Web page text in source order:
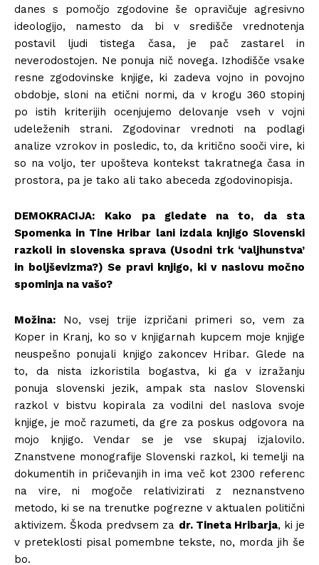
danes s pomočjo zgodovine še opravičuje agresivno
ideologijo, namesto da bi v središče vrednotenja
postavil ljudi tistega časa, je pač zastarel in
neverodostojen. Ne ponuja nič novega. Izhodišče vsake
resne zgodovinske knjige, ki zadeva vojno in povojno
obdobje, sloni na etični normi, da v krogu 360 stopinj
po istih kriterijih ocenjujemo delovanje vseh v vojni
udeleženih strani. Zgodovinar vrednoti na podlagi
analize vzrokov in posledic, to, da kritično sooči vire, ki
so na voljo, ter upošteva kontekst takratnega časa in
prostora, pa je tako ali tako abeceda zgodovinopisja.
DEMOKRACIJA:
Kako pa gledate na to, da sta
Spomenka in Tine Hribar lani izdala knjigo Slovenski
razkoli in slovenska sprava (Usodni trk ‘valjhunstva’
in boljševizma?) Se pravi knjigo, ki v naslovu močno
spominja na vašo?
Možina: No, vsej trije izpričani primeri so, vem za
Koper in Kranj, ko so v knjigarnah kupcem moje knjige
neuspešno ponujali knjigo zakoncev Hribar. Glede na
to, da nista izkoristila bogastva, ki ga v izražanju
ponuja slovenski jezik, ampak sta naslov Slovenski
razkol v bistvu kopirala za vodilni del naslova svoje
knjige, je moč razumeti, da gre za poskus odgovora na
mojo knjigo. Vendar se je vse skupaj izjalovilo.
Znanstvene monografije Slovenski razkol, ki temelji na
dokumentih in pričevanjih in ima več kot 2300 referenc
na vire, ni mogoče relativizirati z neznanstveno
metodo, ki se na trenutke pogrezne v aktualen politični
aktivizem. Škoda predvsem za dr. Tineta Hribarja, ki je
v preteklosti pisal pomembne tekste, no, morda jih še
bo.